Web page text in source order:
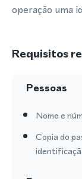
operação uma
Requisitos
Pessoas
Nome e
Copia do